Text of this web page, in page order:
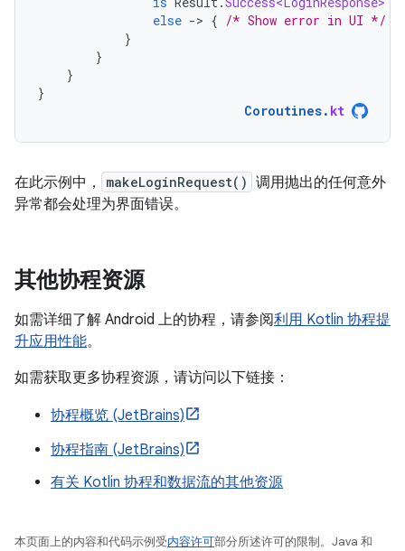
else -> { /* Show error in UI */
}
}
}
}
Coroutines. kt
在此示例中， makeLoginRequest() 调用抛出的任何意外
异常都会处理为界面错误。
其他协程资源
如需详细了解 Android 上的协程，请参阅利用 Kotlin 协程提
升应用性能。
如需获取更多协程资源，请访问以下链接：
协程概览 (JetBrains)
协程指南 (JetBrains)
有关 Kotlin 协程和数据流的其他资源
本页面上的内容和代码示例受内容许可部分所述许可的限制。Java 和